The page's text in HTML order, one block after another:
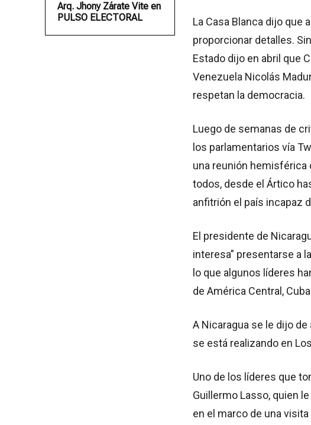
Arq. Jhony Zárate Vite en
PULSO ELECTORAL
La Casa Blanca dijo que
proporcionar detalles.
Estado dijo en abril que
Venezuela Nicolás
respetan la democracia.
Luego de semanas de
los parlamentarios vía
una reunión hemisférica
todos, desde el Ártico
anfitrión el país incapaz
El presidente de
interesa” presentarse a
lo que algunos líderes
de América Central,
A Nicaragua se le dijo
se está realizando en
Uno de los líderes que
Guillermo Lasso, quien
en el marco de una